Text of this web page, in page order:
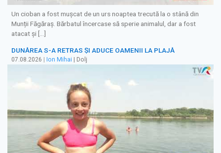
Un cioban a fost mușcat de un urs noaptea trecută la o stână din
Munții Făgăraș. Bărbatul încercase să sperie animalul, dar a fost
atacat și […]
DUNĂREA S-A RETRAS ŞI ADUCE OAMENII LA PLAJĂ
07.08.2026 Ion Mihai | Dolj